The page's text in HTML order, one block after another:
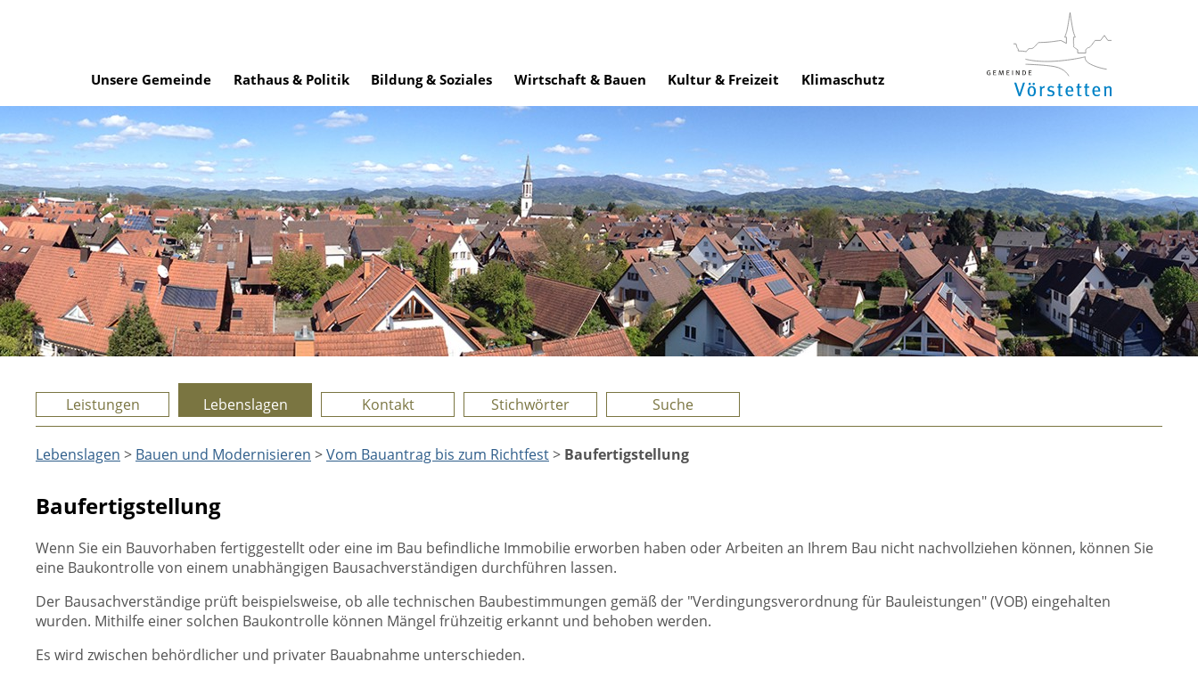
Unsere Gemeinde Rathaus & Politik Bildung & Soziales Wirtschaft & Bauen Kultur & Freizeit Klimaschutz
Leistungen Lebenslagen Kontakt Stichwörter Suche
Lebenslagen > Bauen und Modernisieren >Vom Bauantrag bis zum Richtfest> Baufertigstellung
Baufertigstellung
Wenn Sie ein Bauvorhaben fertiggestellt oder eine im Bau befindliche Immobilie erworben haben oder Arbeiten an Ihrem Bau nicht nachvollziehen können, können Sie
eine Baukontrolle von einem unabhängigen Bausachverständigen durchführen lassen.
Der Bausachverständige prüft beispielsweise, ob alle technischen Baubestimmungen gemäß der "Verdingungsverordnung für Bauleistungen" (VOB) eingehalten
wurden. Mithilfe einer solchen Baukontrolle können Mängel frühzeitig erkannt und behoben werden.
Es wird zwischen behördlicher und privater Bauabnahme unterschieden.